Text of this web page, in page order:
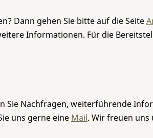
Dann gehen Sie bitte auf die Seite
Informationen. Für die
Sie Nachfragen, weiterführende
uns gerne eine Mail. Wir freuen